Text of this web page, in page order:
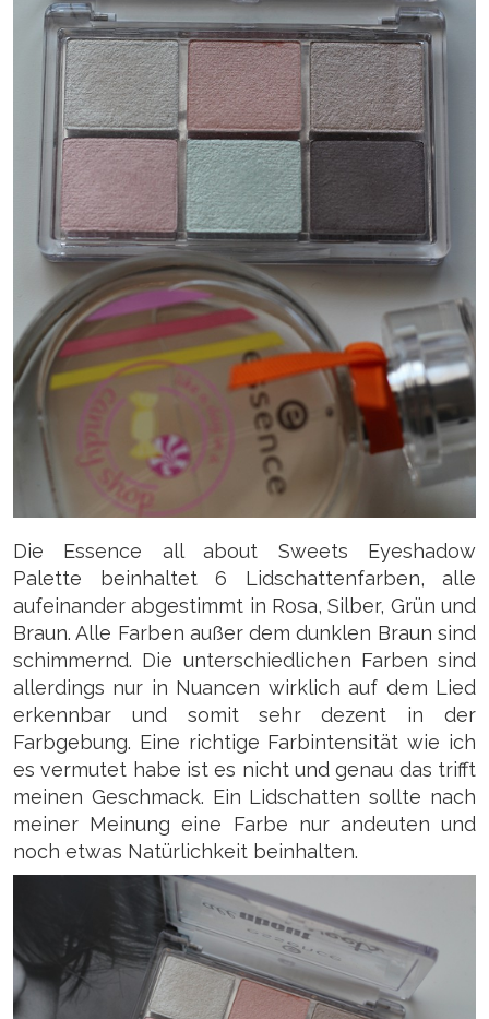
Die Essence all about Sweets Eyeshadow
Palette beinhaltet 6 Lidschattenfarben, alle
aufeinander abgestimmt in Rosa, Silber, Grün und
Braun. Alle Farben außer dem dunklen Braun sind
schimmernd. Die unterschiedlichen Farben sind
allerdings nur in Nuancen wirklich auf dem Lied
erkennbar und somit sehr dezent in der
Farbgebung. Eine richtige Farbintensität wie ich
es vermutet habe ist es nicht und genau das trifft
meinen Geschmack. Ein Lidschatten sollte nach
meiner Meinung eine Farbe nur andeuten und
noch etwas Natürlichkeit beinhalten.